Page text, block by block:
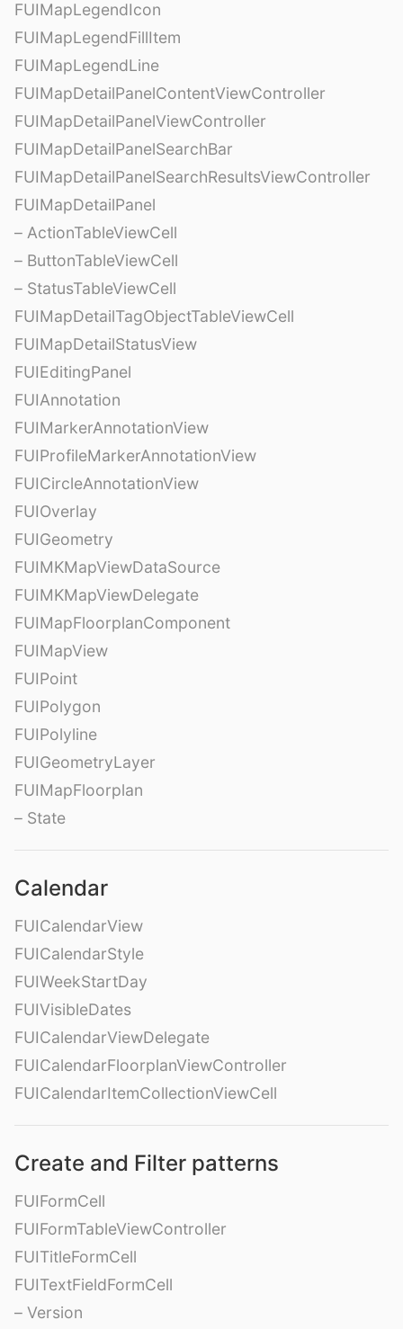
FUIMapLegendIcon
FUIMapLegendFillItem
FUIMapLegendLine
FUIMapDetailPanelContentViewController
FUIMapDetailPanelViewController
FUIMapDetailPanelSearchBar
FUIMapDetailPanelSearchResultsViewController
FUIMapDetailPanel
– ActionTableViewCell
– ButtonTableViewCell
– StatusTableViewCell
FUIMapDetailTagObjectTableViewCell
FUIMapDetailStatusView
FUIEditingPanel
FUIAnnotation
FUIMarkerAnnotationView
FUIProfileMarkerAnnotationView
FUICircleAnnotationView
FUIOverlay
FUIGeometry
FUIMKMapViewDataSource
FUIMKMapViewDelegate
FUIMapFloorplanComponent
FUIMapView
FUIPoint
FUIPolygon
FUIPolyline
FUIGeometryLayer
FUIMapFloorplan
– State
Calendar
FUICalendarView
FUICalendarStyle
FUIWeekStartDay
FUIVisibleDates
FUICalendarViewDelegate
FUICalendarFloorplanViewController
FUICalendarItemCollectionViewCell
Create and Filter patterns
FUIFormCell
FUIFormTableViewController
FUITitleFormCell
FUITextFieldFormCell
– Version